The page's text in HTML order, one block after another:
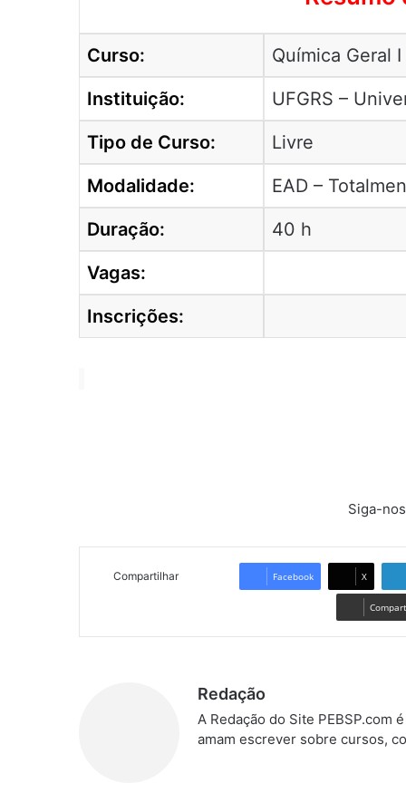
Curso:
Química Geral I
Instituição:
UFGRS –
Tipo de Curso:
Livre
Modalidade:
EAD –
Duração:
40 h
Vagas:
Inscrições:
Siga-nos
Compartilhar Facebook X
Redação
A Redação do Site
amam escrever sobre cursos,